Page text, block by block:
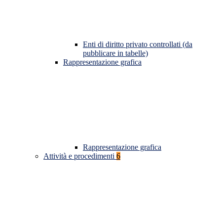
Enti di diritto privato controllati (da
pubblicare in tabelle)
Rappresentazione grafica
Rappresentazione grafica
Attività e procedimenti 6